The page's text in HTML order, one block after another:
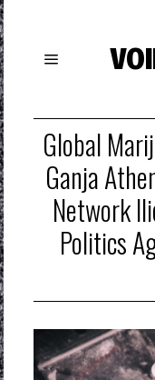
Global
Ganja
Network
Politics